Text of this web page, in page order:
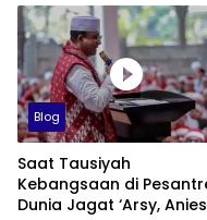
Blog
Saat Tausiyah
Kebangsaan di
Dunia Jagat ‘Arsy, Anies